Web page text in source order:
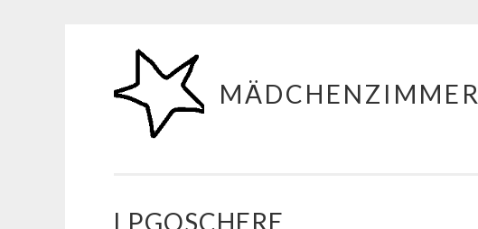
Zum
Inhalt
springen
MÄDCHENZIMMER
LPGOSCHERE